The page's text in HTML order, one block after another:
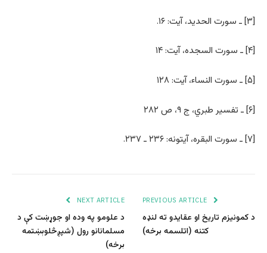
[۳] ـ سورت الحدید، آیت: ۱۶.
[۴] ـ سورت السجده، آیت: ۱۴
[۵] ـ سورت النساء، آیت: ۱۲۸
[۶] ـ تفسیر طبري، ج ۹، ص ۲۸۲
[۷] ـ سورت البقره، آیتونه: ۲۳۶ ـ ۲۳۷.
د کمونیزم تاریخ او عقایدو ته لنډه
کتنه (اتلسمه برخه)
NEXT ARTICLE
د علومو په وده او جوړښت کې د
مسلمانانو رول (شپږڅلوېښتمه
برخه)